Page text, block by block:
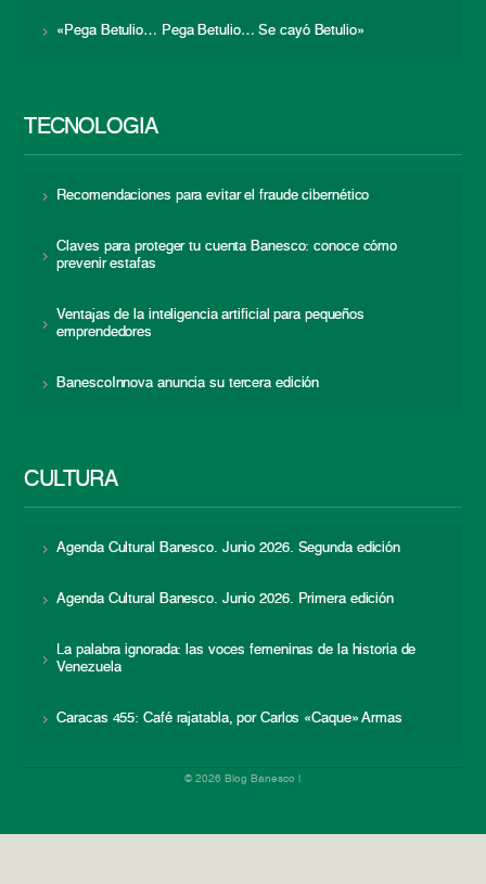
«Pega Betulio… Pega Betulio… Se cayó Betulio»
TECNOLOGÍA
Recomendaciones para evitar el fraude cibernético
Claves para proteger tu cuenta Banesco: conoce cómo
prevenir estafas
Ventajas de la inteligencia artificial para pequeños
emprendedores
BanescoInnova anuncia su tercera edición
CULTURA
Agenda Cultural Banesco. Junio 2026. Segunda edición
Agenda Cultural Banesco. Junio 2026. Primera edición
La palabra ignorada: las voces femeninas de la historia de
Venezuela
Caracas 455: Café rajatabla, por Carlos «Caque» Armas
© 2026 Blog Banesco |